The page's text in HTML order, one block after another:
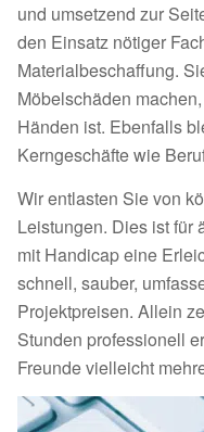
und umsetzend zur
den Einsatz nötiger
Materialbeschaffung.
Möbelschäden
Händen ist. Ebenfalls
Kerngeschäfte wie
Wir entlasten Sie von
Leistungen. Dies ist für
mit Handicap eine
schnell, sauber,
Projektpreisen. Allein
Stunden professionell
Freunde vielleicht